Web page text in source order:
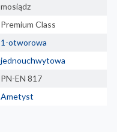
mosiądz
Premium Class
1-otworowa
jednouchwytowa
PN-EN 817
Ametyst